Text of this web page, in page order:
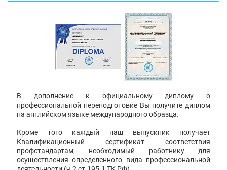
В дополнение к официальному диплому о
профессиональной переподготовке Вы получите диплом
на английском языке международного образца.
Кроме того каждый наш выпускник получает
Квалификационный сертификат соответствия
профстандартам, необходимый работнику для
осуществления определенного вида профессиональной